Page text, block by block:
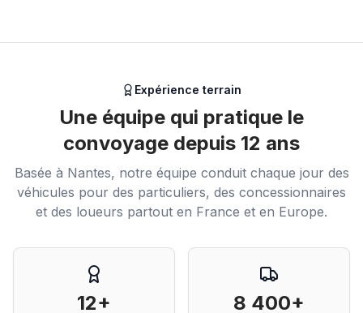
Expérience terrain
Une équipe qui pratique le
convoyage depuis 12 ans
Basée à Nantes, notre équipe conduit chaque jour des
véhicules pour des particuliers, des concessionnaires
et des loueurs partout en France et en Europe.
12+ 8 400+